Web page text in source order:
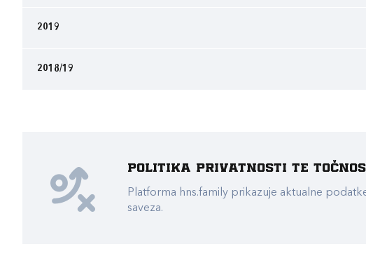
2019
2018/19
Politika privatnosti te
Platforma hns.family prikazuje aktualne
saveza.